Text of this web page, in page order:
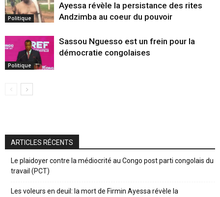
Politique
Ayessa révèle la persistance des rites
Andzimba au coeur du pouvoir
Politique
Sassou Nguesso est un frein pour la
démocratie congolaises
ARTICLES RÉCENTS
Le plaidoyer contre la médiocrité au Congo post parti congolais du
travail (PCT)
Les voleurs en deuil: la mort de Firmin Ayessa révèle la